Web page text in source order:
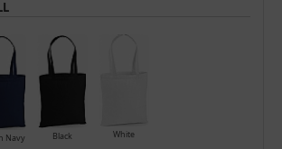
Navy Black White